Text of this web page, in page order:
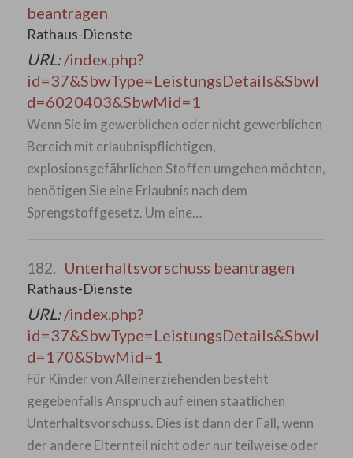
beantragen
Rathaus-Dienste
URL:/index.php?
id=37&SbwType=LeistungsDetails&SbwI
d=6020403&SbwMid=1
Wenn Sie im gewerblichen oder nicht gewerblichen
Bereich mit erlaubnispflichtigen,
explosionsgefährlichen Stoffen umgehen möchten,
benötigen Sie eine Erlaubnis nach dem
Sprengstoffgesetz. Um eine…
182. Unterhaltsvorschuss beantragen
Rathaus-Dienste
URL:/index.php?
id=37&SbwType=LeistungsDetails&SbwI
d=170&SbwMid=1
Für Kinder von Alleinerziehenden besteht
gegebenfalls Anspruch auf einen staatlichen
Unterhaltsvorschuss. Dies ist dann der Fall, wenn
der andere Elternteil nicht oder nur teilweise oder